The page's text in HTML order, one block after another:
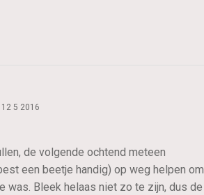
12 5 2016
de volgende ochtend meteen
een beetje handig) op weg helpen om
was. Bleek helaas niet zo te zijn, dus de